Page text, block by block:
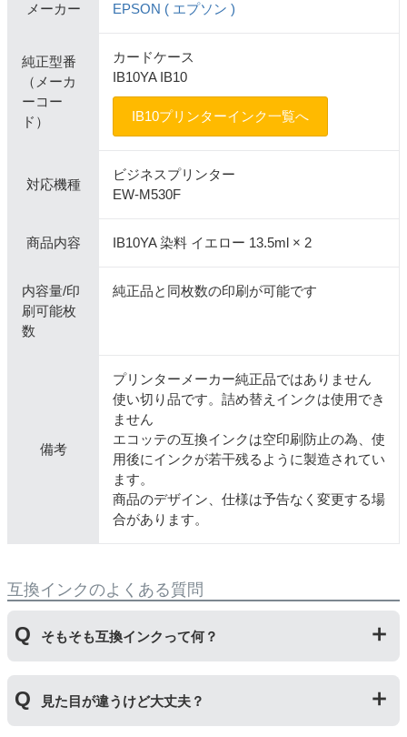
メーカー EPSON ( エプソン )
純正型番
（メーカ
ーコー
ド）
カードケース
IB10YA IB10
IB10プリンターインク一覧へ
対応機種
ビジネスプリンター
EW-M530F
商品内容 IB10YA 染料 イエロー 13.5ml × 2
内容量/印
刷可能枚
数
純正品と同枚数の印刷が可能です
備考
プリンターメーカー純正品ではありません
使い切り品です。詰め替えインクは使用でき
ません
エコッテの互換インクは空印刷防止の為、使
用後にインクが若干残るように製造されてい
ます。
商品のデザイン、仕様は予告なく変更する場
合があります。
互換インクのよくある質問
そもそも互換インクって何？
いる互換品です。サードパーティ製や社外品などとも言
われます。開発コストが低いため純正品よりも安価でご
見た目が違うけど大丈夫？